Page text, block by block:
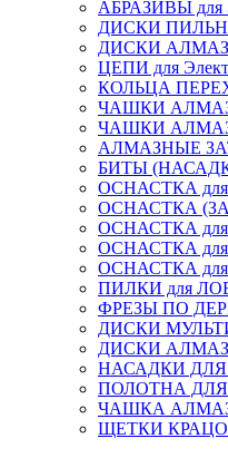
АБРАЗИВЫ
ДИСКИ
ДИСКИ
ЦЕПИ для
КОЛЬЦА
ЧАШКИ
ЧАШКИ
АЛМАЗНЫЕ
БИТЫ
ОСНАСТКА для
ОСНАСТКА
ОСНАСТКА для
ОСНАСТКА для
ОСНАСТКА
ПИЛКИ для
ФРЕЗЫ ПО
ДИСКИ
ДИСКИ
НАСАДКИ
ПОЛОТНА
ЧАШКА
ЩЕТКИ